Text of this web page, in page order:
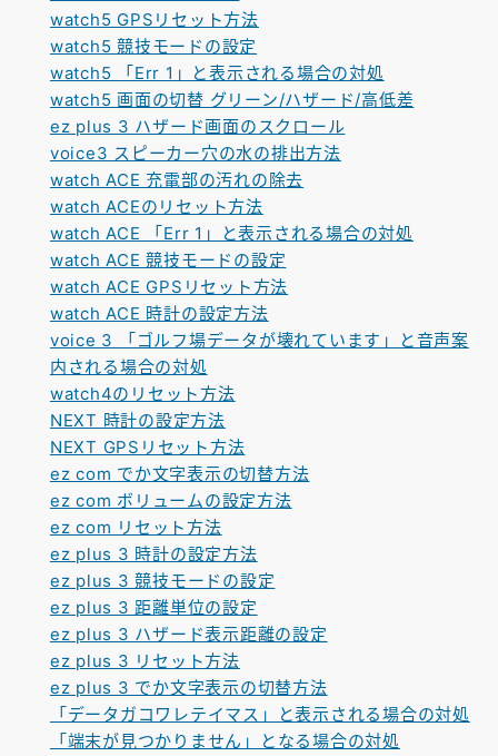
watch5 GPSリセット方法
watch5 競技モードの設定
watch5 「Err 1」と表示される場合の対処
watch5 画面の切替 グリーン/ハザード/高低差
ez plus 3 ハザード画面のスクロール
voice3 スピーカー穴の水の排出方法
watch ACE 充電部の汚れの除去
watch ACEのリセット方法
watch ACE 「Err 1」と表示される場合の対処
watch ACE 競技モードの設定
watch ACE GPSリセット方法
watch ACE 時計の設定方法
voice 3 「ゴルフ場データが壊れています」と音声案
内される場合の対処
watch4のリセット方法
NEXT 時計の設定方法
NEXT GPSリセット方法
ez com でか文字表示の切替方法
ez com ボリュームの設定方法
ez com リセット方法
ez plus 3 時計の設定方法
ez plus 3 競技モードの設定
ez plus 3 距離単位の設定
ez plus 3 ハザード表示距離の設定
ez plus 3 リセット方法
ez plus 3 でか文字表示の切替方法
「データガコワレテイマス」と表示される場合の対処
「端末が見つかりません」となる場合の対処